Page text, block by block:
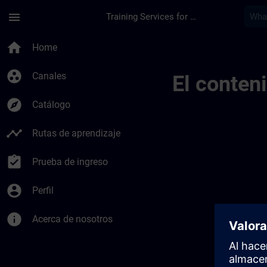
menu Training Services for Digital Industries
home Home
group_work Canales
explore Catálogo
timeline Rutas de aprendizaje
assignment_turned_in Prueba de ingreso
account_circle Perfil
info Acerca de nosotros
El